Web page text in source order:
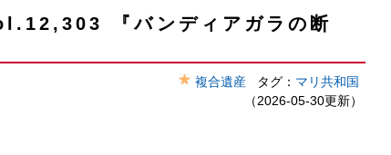
『バンディアガラの断
複合遺産タグ： マリ共和国
（2026-05-30更新）